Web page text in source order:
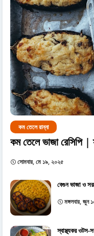
কম তেলে রান্না
কম তেলে ভাজা রেসিপি |
সোমবার, মে ১৯, ২০২৫
বেগুন ভাজা ও
মঙ্গলবার, জুন
স্বাস্থ্যকর ওটস-